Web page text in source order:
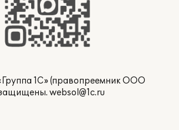
1С» (правопреемник ООО
защищены. websol@1c.ru